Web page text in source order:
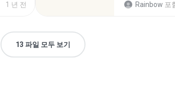
1 년 전 Rainbow 포
13 파일 모두 보기